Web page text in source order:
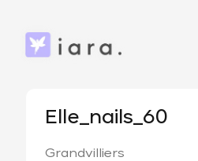
Elle_nails_60
Grandvilliers